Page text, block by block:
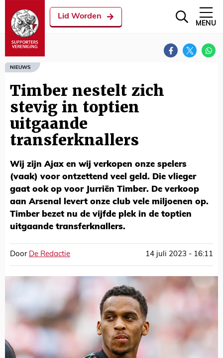
Lid Worden
MENU
NIEUWS
Timber nestelt zich
stevig in toptien
uitgaande
transferknallers
Wij zijn Ajax en wij verkopen onze spelers
(vaak) voor ontzettend veel geld. Die vlieger
gaat ook op voor Jurriën Timber. De verkoop
aan Arsenal levert onze club vele miljoenen op.
Timber bezet nu de vijfde plek in de toptien
uitgaande transferknallers.
Door De Redactie 14 juli 2023 - 16:11